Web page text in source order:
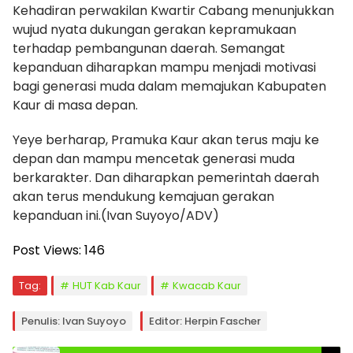
Kehadiran perwakilan Kwartir Cabang menunjukkan
wujud nyata dukungan gerakan kepramukaan
terhadap pembangunan daerah. Semangat
kepanduan diharapkan mampu menjadi motivasi
bagi generasi muda dalam memajukan Kabupaten
Kaur di masa depan.
Yeye berharap, Pramuka Kaur akan terus maju ke
depan dan mampu mencetak generasi muda
berkarakter. Dan diharapkan pemerintah daerah
akan terus mendukung kemajuan gerakan
kepanduan ini.(Ivan Suyoyo/ADV)
Post Views: 146
Tag: HUT Kab Kaur Kwacab Kaur
Penulis: Ivan Suyoyo Editor: Herpin Fascher